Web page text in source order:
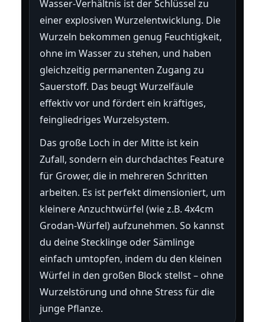
Wasser-Verhältnis ist der Schlüssel zu
einer explosiven Wurzelentwicklung. Die
Wurzeln bekommen genug Feuchtigkeit,
ohne im Wasser zu stehen, und haben
gleichzeitig permanenten Zugang zu
Sauerstoff. Das beugt Wurzelfäule
effektiv vor und fördert ein kräftiges,
feingliedriges Wurzelsystem.
Das große Loch in der Mitte ist kein
Zufall, sondern ein durchdachtes Feature
für Grower, die in mehreren Schritten
arbeiten. Es ist perfekt dimensioniert, um
kleinere Anzuchtwürfel (wie z.B. 4x4cm
Grodan-Würfel) aufzunehmen. So kannst
du deine Stecklinge oder Sämlinge
einfach umtopfen, indem du den kleinen
Würfel in den großen Block stellst – ohne
Wurzelstörung und ohne Stress für die
junge Pflanze.